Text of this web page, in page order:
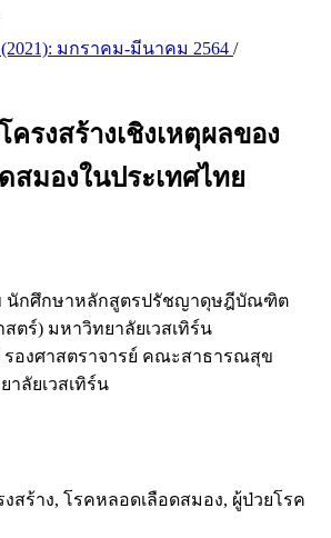
มกราคม-มีนาคม 2564 /
รงสร้างเชิงเหตุผลของ
สมองในประเทศไทย
นักศึกษาหลักสูตรปรัชญาดุษฎีบัณฑิต
ตร์) มหาวิทยาลัยเวสเทิร์น
รองศาสตราจารย์ คณะสาธารณสุข
าลัยเวสเทิร์น
สร้าง, โรคหลอดเลือดสมอง, ผู้ป่วยโรค